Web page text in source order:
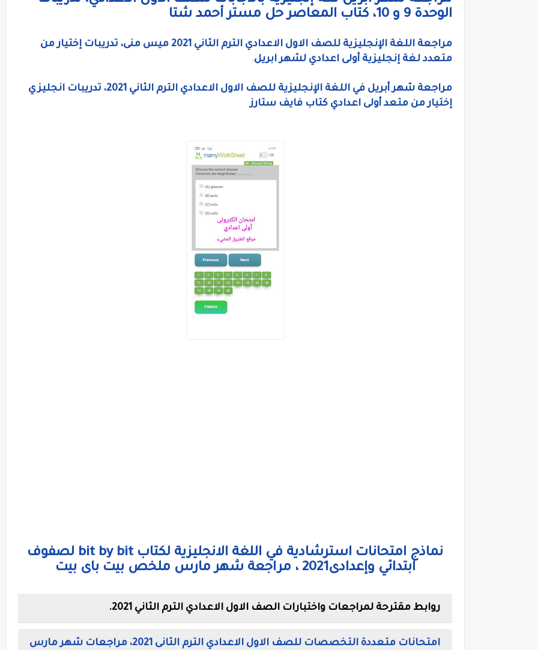
الوحدة 9 و 10، كتاب المعاصر حل مستر أحمد شتا
مراجعة اللغة الإنجليزية للصف الاول الاعدادي الترم الثاني 2021 ميس منى، تدريبات إختيار من
متعدد لغة إنجليزية أولى اعدادي لشهر ابريل.
مراجعة شهر أبريل في اللغة الإنجليزية للصف الاول الاعدادي الترم الثاني 2021، تدريبات انجليزي
إختيار من متعد أولى اعدادي كتاب فايف ستارز
نماذج امتحانات استرشادية في اللغة الانجليزية لكتاب bit by bit لصفوف
ابتدائي وإعدادى2021 ، مراجعة شهر مارس ملخص بيت باى بيت
روابط مقترحة لمراجعات واختبارات الصف الاول الاعدادي الترم الثاني 2021.
امتحانات متعددة التخصصات للصف الاول الاعدادي الترم الثانى 2021، مراجعات شهر مارس